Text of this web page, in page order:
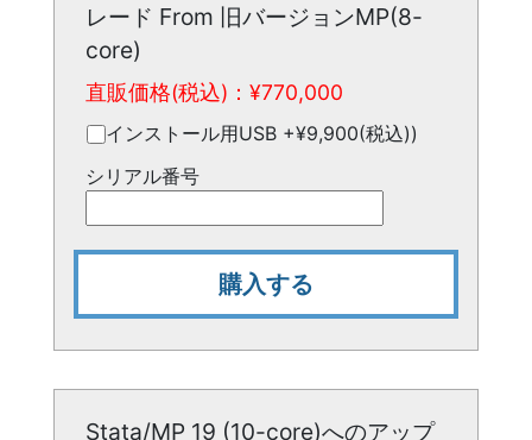
レード From 旧バージョンMP(8-
core)
直販価格(税込)：¥770,000
インストール用USB +¥9,900(税込))
シリアル番号
購入する
Stata/MP 19 (10-core)へのアップ